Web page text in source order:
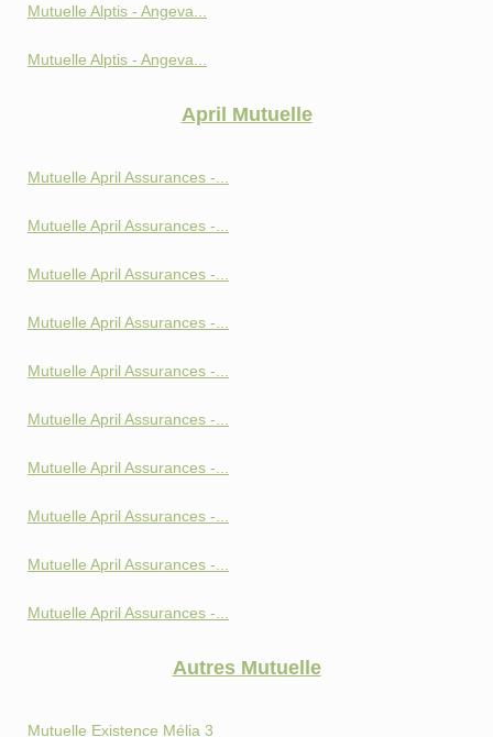
Mutuelle Alptis - Angeva...
Mutuelle Alptis - Angeva...
April Mutuelle
Mutuelle April Assurances -...
Mutuelle April Assurances -...
Mutuelle April Assurances -...
Mutuelle April Assurances -...
Mutuelle April Assurances -...
Mutuelle April Assurances -...
Mutuelle April Assurances -...
Mutuelle April Assurances -...
Mutuelle April Assurances -...
Mutuelle April Assurances -...
Autres Mutuelle
Mutuelle Existence Mélia 3